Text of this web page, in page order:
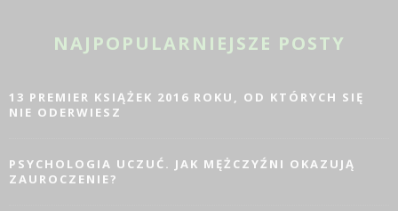
NAJPOPULARNIEJSZE POSTY
13 PREMIER KSIĄŻEK 2016 ROKU, OD KTÓRYCH SIĘ
NIE ODERWIESZ
PSYCHOLOGIA UCZUĆ. JAK MĘŻCZYŹNI OKAZUJĄ
ZAUROCZENIE?